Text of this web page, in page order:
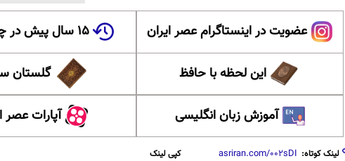
عضویت در اینستاگرام عصر ایران ۱۵ سال پیش در چنین روزی
این لحظه با حافظ گلستان
آموزش زبان انگلیسی آپارات عصر
لینک کوتاه: کپی لینک